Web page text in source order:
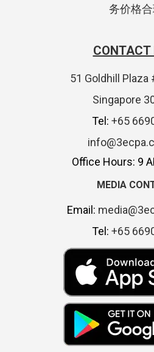
务价格
CONTACT
51 Goldhill Plaza
Singapore
Tel: +65
Office Hours: 9
MEDIA
Email:
Tel: +65